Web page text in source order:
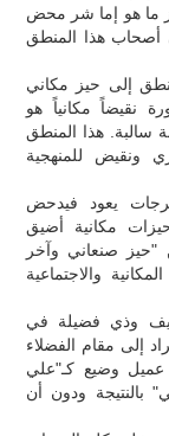
ما هو إما شر محض
أصحاب هذا المنطق
إلى حيز مكاني
نقيضاً مكانياً هو
سالبة. هذا المنطق
ونقيض للمنهجية
يعود فيدحض
مكانية أضيق
"حيز صنعاني وآخر
والاجتماعية
وذي فضيلة في
إلى مقام الفضلاء
عميل وضيع كـ"علي
ودون أن